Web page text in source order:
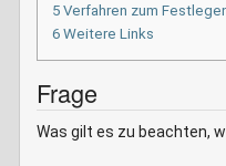
5 Verfahren zum
6 Weitere Links
Frage
Was gilt es zu beachten,